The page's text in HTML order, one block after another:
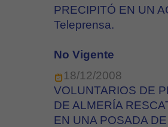
PRECIPITÓ EN UN
Teleprensa.
No Vigente
18/12/2008
VOLUNTARIOS DE
DE ALMERÍA
EN UNA POSADA